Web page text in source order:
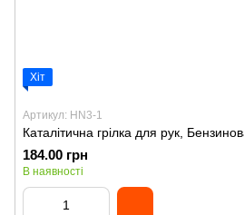
Хіт
Артикул: HN3-1
Каталітична грілка для рук,
184.00 грн
В наявності